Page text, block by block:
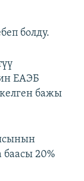
болду.
ЕАЭБ
бажы
20%